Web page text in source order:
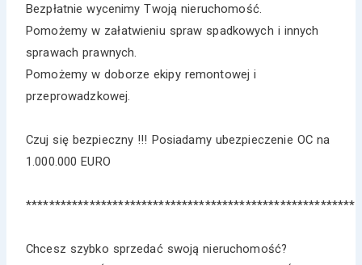
Bezpłatnie wycenimy Twoją nieruchomość.
Pomożemy w załatwieniu spraw spadkowych i innych
sprawach prawnych.
Pomożemy w doborze ekipy remontowej i
przeprowadzkowej.
Czuj się bezpieczny !!! Posiadamy ubezpieczenie OC na
1.000.000 EURO
*********************************************************
Chcesz szybko sprzedać swoją nieruchomość?